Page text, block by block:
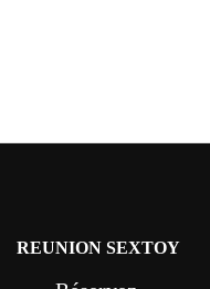
REUNION SEXTOY